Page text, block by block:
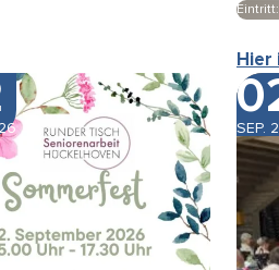
Hier
SEP.